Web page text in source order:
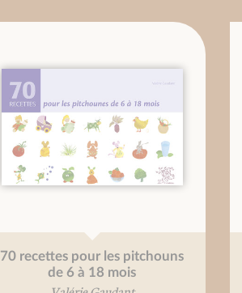
70 recettes pour les pitchouns
de 6 à 18 mois